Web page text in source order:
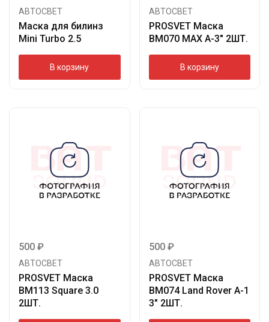
АВТОСВЕТ
Маска для билинз
Mini Turbo 2.5
В корзину
АВТОСВЕТ
PROSVET Маска
BM070 MAX A-3″ 2ШТ.
В корзину
500 ₽
АВТОСВЕТ
PROSVET Маска
BM113 Square 3.0
2ШТ.
500 ₽
АВТОСВЕТ
PROSVET Маска
BM074 Land Rover A-1
3″ 2ШТ.